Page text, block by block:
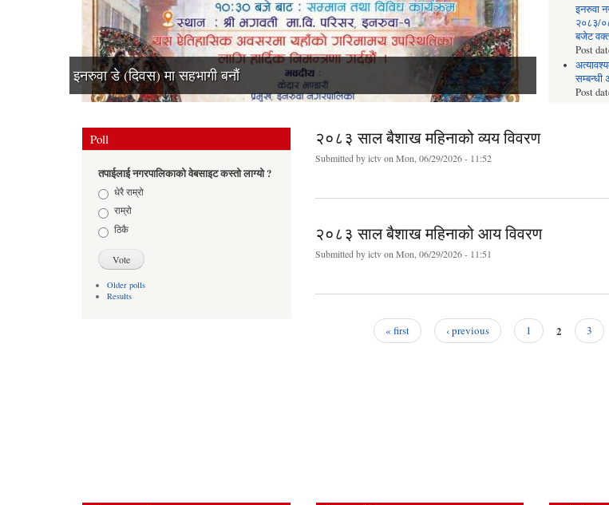
इनरुवा डे (दिवस) मा सहभागी बनौं
इनरुवा
२०८३/
बजेट
Post
सम्बन्धी
Post
Poll
तपाईलाई नगरपालिकाको वेबसाइट कस्तो लाग्यो ?
Choicesधेरै राम्रो
राम्रो
ठिकै
Older polls
Results
२०८३ साल बैशाख महिनाको व्यय विवरण
Submitted byictvon Mon, 06/29/2026 - 11:52
२०८३ साल बैशाख महिनाको आय विवरण
Submitted byictvon Mon, 06/29/2026 - 11:51
« first ‹ previous 1 2 3